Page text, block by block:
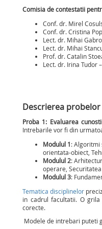
Comisia de contestatii
Conf. dr. Mirel
Conf. dr. Cristina
Lect. dr. Mihai
Lect. dr. Mihai
Prof. dr. Catalin
Lect. dr. Irina Tudor
Descrierea
Proba 1: Evaluarea
Intrebarile vor fi din
Modulul 1: Algoritmi
orientata-obiect,
Modulul 2:
operare,
Modulul 3:
Tematica disciplinelor
in cadrul facultatii. O
corecte.
Modele de intrebari puteti